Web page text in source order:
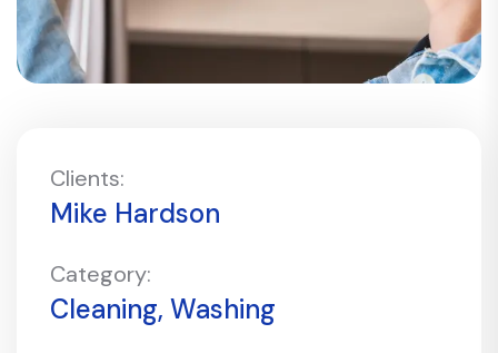
Clients:
Mike Hardson
Category:
Cleaning, Washing